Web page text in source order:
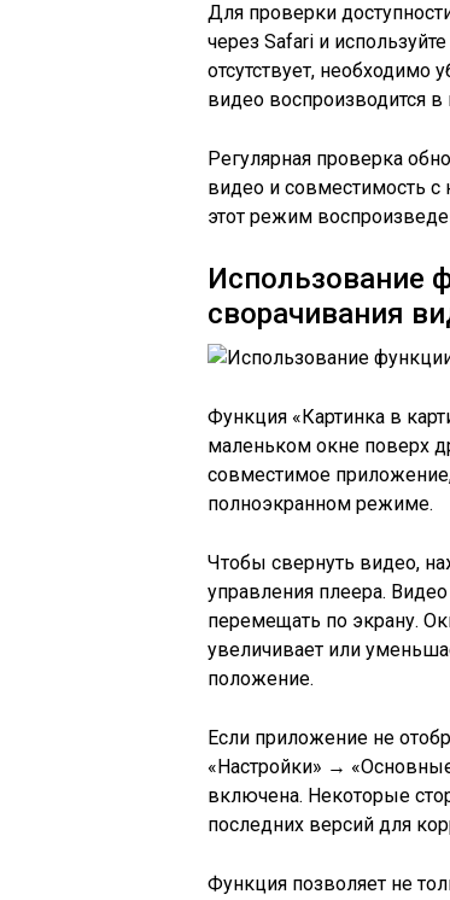
Для проверки
через Safari и
отсутствует, необходимо
видео воспроизводится
Регулярная проверка
видео и совместимость
этот режим
Использование
сворачивания
Функция «Картинка в
маленьком окне поверх
совместимое
полноэкранном режиме.
Чтобы свернуть видео,
управления плеера.
перемещать по экрану.
увеличивает или
положение.
Если приложение не
«Настройки» →
включена. Некоторые
последних версий для
Функция позволяет не